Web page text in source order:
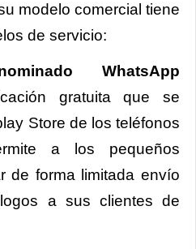
modelo comercial tiene
de servicio:
WhatsApp
gratuita que se
Store de los teléfonos
a los pequeños
de forma limitada envío
a sus clientes de